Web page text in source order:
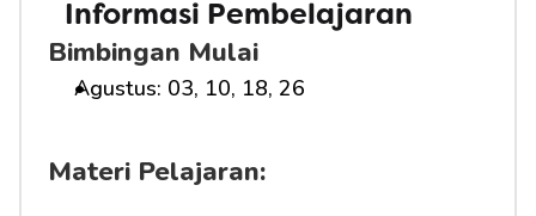
Informasi Pembelajaran
Bimbingan Mulai
Agustus: 03, 10, 18, 26
Materi Pelajaran: